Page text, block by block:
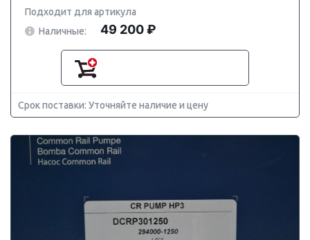
Подходит для артикула
Наличные:
49 200 ₽
Срок поставки: Уточняйте наличие и цену